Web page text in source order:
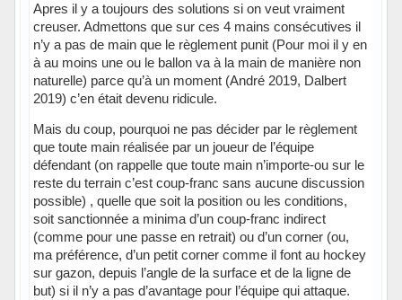
Apres il y a toujours des solutions si on veut vraiment
creuser. Admettons que sur ces 4 mains consécutives il
n’y a pas de main que le règlement punit (Pour moi il y en
à au moins une ou le ballon va à la main de manière non
naturelle) parce qu’à un moment (André 2019, Dalbert
2019) c’en était devenu ridicule.
Mais du coup, pourquoi ne pas décider par le règlement
que toute main réalisée par un joueur de l’équipe
défendant (on rappelle que toute main n’importe-ou sur le
reste du terrain c’est coup-franc sans aucune discussion
possible) , quelle que soit la position ou les conditions,
soit sanctionnée a minima d’un coup-franc indirect
(comme pour une passe en retrait) ou d’un corner (ou,
ma préférence, d’un petit corner comme il font au hockey
sur gazon, depuis l’angle de la surface et de la ligne de
but) si il n’y a pas d’avantage pour l’équipe qui attaque.